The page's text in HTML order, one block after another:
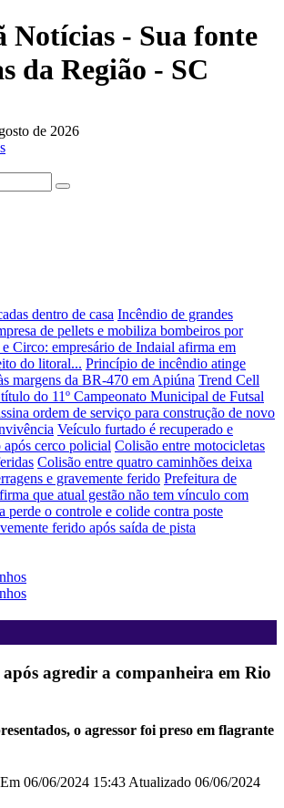
Notícias - Sua fonte
da Região - SC
de 2026
dentro de casa Incêndio de grandes
de pellets e mobiliza bombeiros por
Circo: empresário de Indaial afirma em
do litoral... Princípio de incêndio atinge
margens da BR-470 em Apiúna Trend Cell
do 11º Campeonato Municipal de Futsal
ordem de serviço para construção de novo
Veículo furtado é recuperado e
após cerco policial Colisão entre motocicletas
Colisão entre quatro caminhões deixa
e gravemente ferido Prefeitura de
que atual gestão não tem vínculo com
perde o controle e colide contra poste
ferido após saída de pista
após agredir a companheira em Rio
o agressor foi preso em flagrante
Em 06/06/2024 15:43 Atualizado 06/06/2024